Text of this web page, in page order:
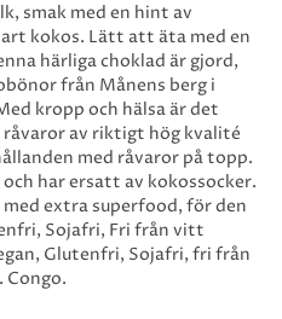
smak med en hint av
kokos. Lätt att äta med en
härliga choklad är gjord,
från Månens berg i
kropp och hälsa är det
av riktigt hög kvalité
med råvaror på topp.
har ersatt av kokossocker.
extra superfood, för den
Sojafri, Fri från vitt
Glutenfri, Sojafri, fri från
Congo.